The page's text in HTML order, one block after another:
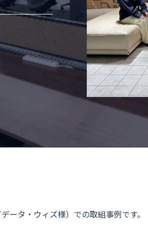
タ・ウィズ様）での取組事例です。